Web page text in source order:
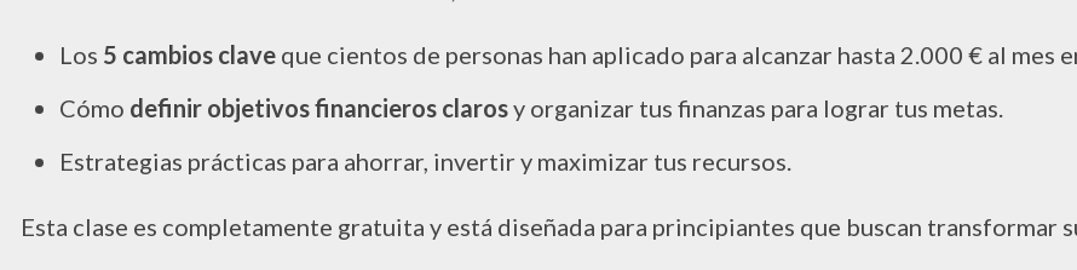
Los 5 cambios clave que cientos de personas han aplicado para alcanzar hasta 2.000 € al mes
Cómo definir objetivos financieros clarosy organizar tus finanzas para lograr tus metas.
Estrategias prácticas para ahorrar, invertir y maximizar tus recursos.
Esta clase es completamente gratuita y está diseñada para principiantes que buscan transformar